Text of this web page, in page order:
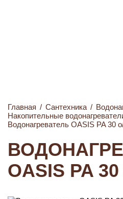
Главная / Сантехника /
Накопительные
Водонагреватель OASIS PA 30
OASIS PA